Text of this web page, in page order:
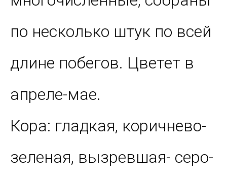
по несколько штук по всей
длине побегов. Цветет в
апреле-мае.
Кора: гладкая, коричнево-
зеленая, вызревшая- серо-